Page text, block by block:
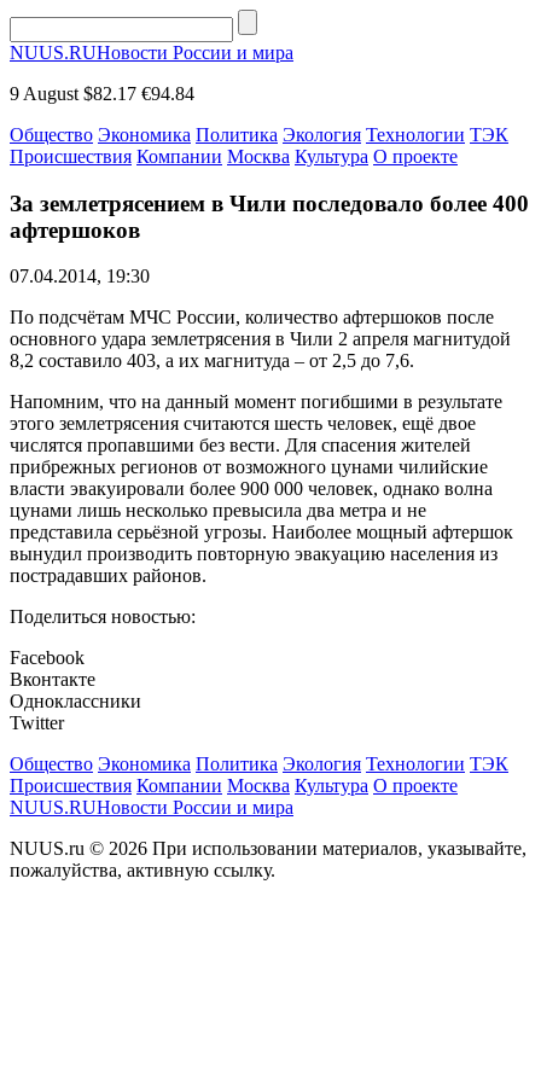
NUUS.RUНовости России и мира
9 August $82.17 €94.84
Общество Экономика Политика Экология Технологии ТЭК
Происшествия Компании Москва Культура О проекте
За землетрясением в Чили последовало более 400
афтершоков
07.04.2014, 19:30
По подсчётам МЧС России, количество афтершоков после
основного удара землетрясения в Чили 2 апреля магнитудой
8,2 составило 403, а их магнитуда – от 2,5 до 7,6.
Напомним, что на данный момент погибшими в результате
этого землетрясения считаются шесть человек, ещё двое
числятся пропавшими без вести. Для спасения жителей
прибрежных регионов от возможного цунами чилийские
власти эвакуировали более 900 000 человек, однако волна
цунами лишь несколько превысила два метра и не
представила серьёзной угрозы. Наиболее мощный афтершок
вынудил производить повторную эвакуацию населения из
пострадавших районов.
Поделиться новостью:
Facebook
Вконтакте
Одноклассники
Twitter
Общество Экономика Политика Экология Технологии ТЭК
Происшествия Компании Москва Культура О проекте
NUUS.RUНовости России и мира
NUUS.ru © 2026 При использовании материалов, указывайте,
пожалуйства, активную ссылку.